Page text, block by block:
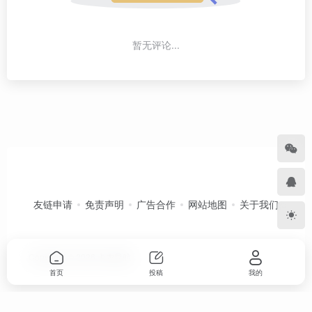
暂无评论...
友链申请 免责声明 广告合作 网站地图 关于我们
Copyright © 2026
首页 投稿 我的